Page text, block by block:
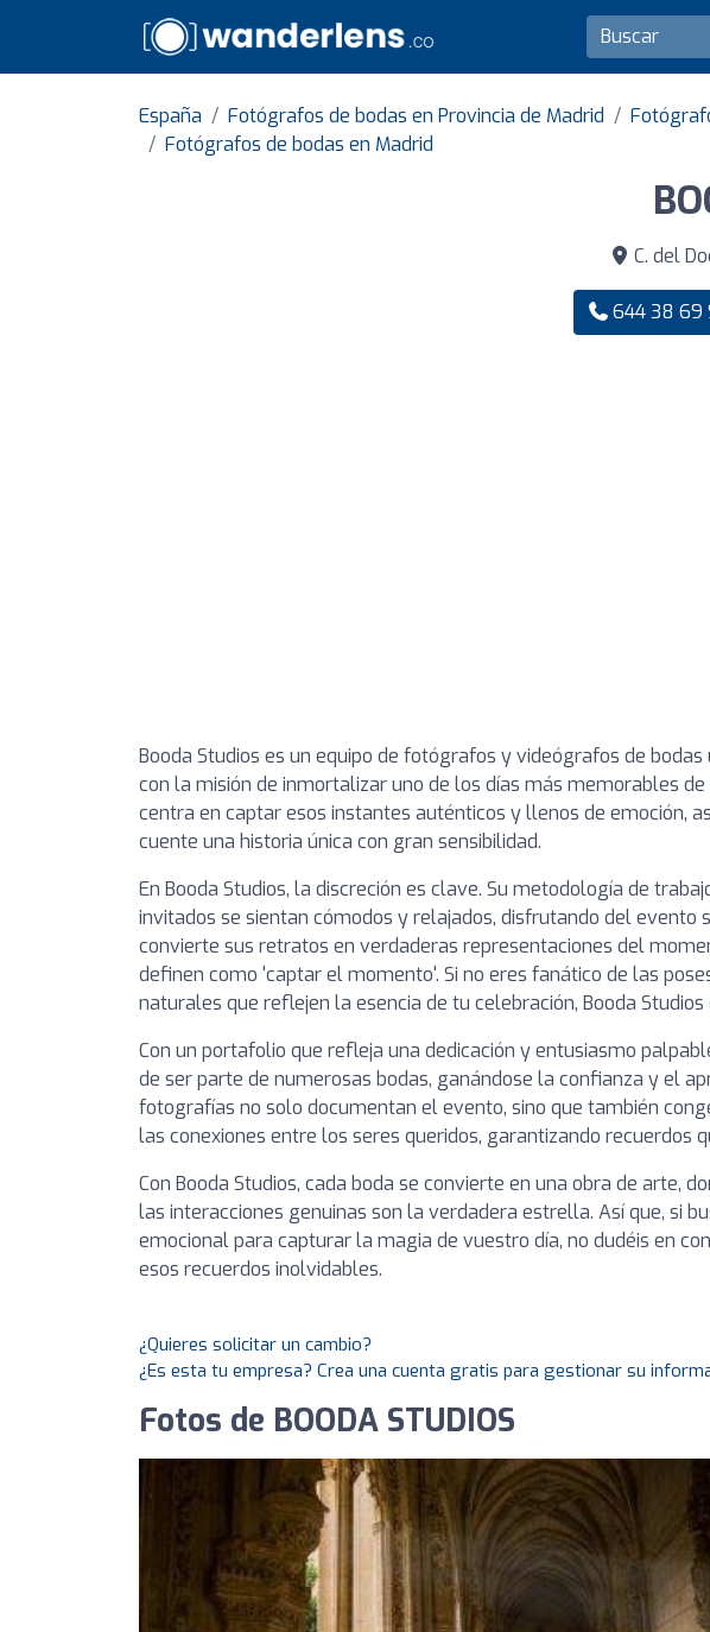
España Fotógrafos de bodas en Provincia de Madrid
Fotógrafos de bodas en Madrid
C. del
644 38 69
Booda Studios es un equipo de fotógrafos y videógrafos de
con la misión de inmortalizar uno de los días más memorables
centra en captar esos instantes auténticos y llenos de emoción,
cuente una historia única con gran sensibilidad.
En Booda Studios, la discreción es clave. Su metodología de
invitados se sientan cómodos y relajados, disfrutando del evento
convierte sus retratos en verdaderas representaciones del
definen como 'captar el momento'. Si no eres fanático de las
naturales que reflejen la esencia de tu celebración, Booda
Con un portafolio que refleja una dedicación y entusiasmo
de ser parte de numerosas bodas, ganándose la confianza y el
fotografías no solo documentan el evento, sino que también
las conexiones entre los seres queridos, garantizando recuerdos
Con Booda Studios, cada boda se convierte en una obra de arte,
las interacciones genuinas son la verdadera estrella. Así que, si
emocional para capturar la magia de vuestro día, no dudéis en
esos recuerdos inolvidables.
¿Quieres solicitar un cambio?
¿Es esta tu empresa? Crea una cuenta gratis para gestionar su
Fotos de BOODA STUDIOS